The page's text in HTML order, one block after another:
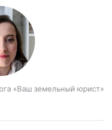
«Ваш земельный юрист»